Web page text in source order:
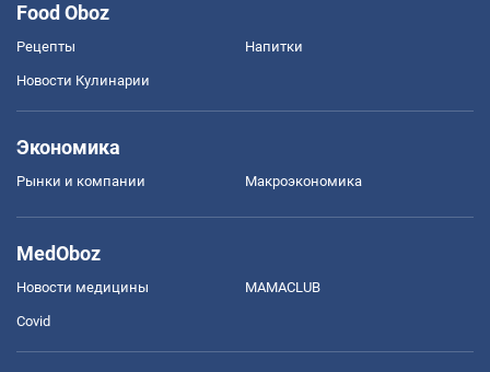
Food Oboz
Рецепты Напитки
Новости Кулинарии
Экономика
Рынки и компании Mакроэкономика
MedOboz
Новости медицины MAMACLUB
Covid